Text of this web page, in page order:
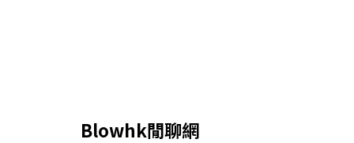
Blowhk閒聊網